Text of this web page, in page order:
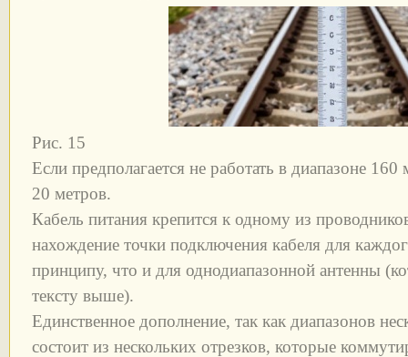
Рис. 15
Если предполагается не работать в диапазоне
20 метров.
Кабель питания крепится к одному из
нахождение точки подключения кабеля для
принципу, что и для однодиапазонной антенны
тексту выше).
Единственное дополнение, так как диапазонов
состоит из нескольких отрезков, которые